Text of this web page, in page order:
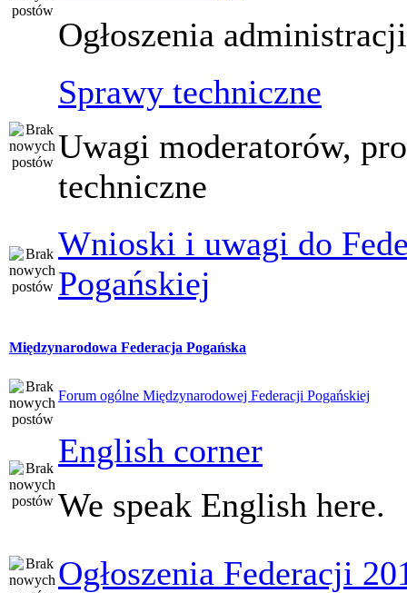
Ogłoszenia
Sprawy techniczne
Uwagi moderatorów,
techniczne
Wnioski i uwagi do
Pogańskiej
Międzynarodowa Federacja Pogańska
Forum ogólne Międzynarodowej Federacji Pogańskiej
English corner
We speak English here.
Ogłoszenia Federacji